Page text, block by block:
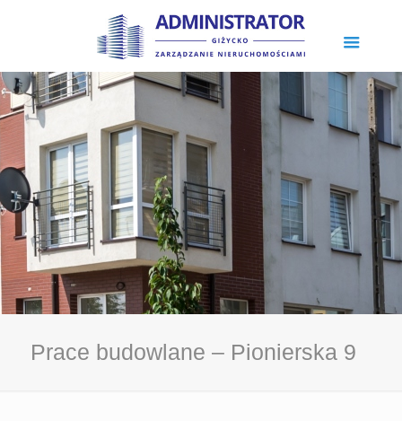
Prace budowlane – Pionierska 9